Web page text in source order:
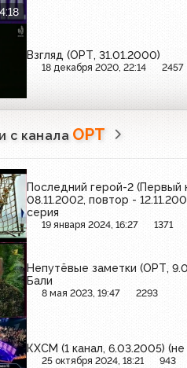
Взгляд (ОРТ, 31.01.2000)
18 декабря 2020, 22:14 2457
с канала ОРТ
Последний герой-2 (Первый
08.11.2002, повтор -
серия
19 января 2024, 16:27 1371
Непутёвые заметки (ОРТ,
Бали
8 мая 2023, 19:47 2293
КХСМ (1 канал, 6.03.2005) (не
25 октября 2024, 18:21 943